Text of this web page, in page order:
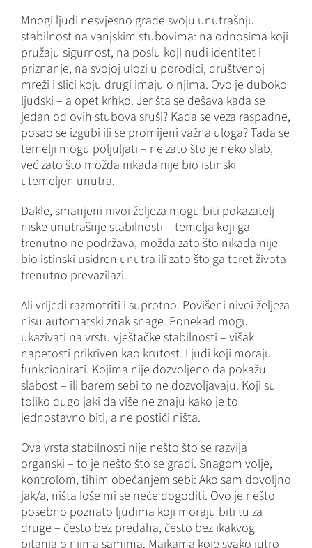
Mnogi ljudi nesvjesno grade svoju unutrašnju
stabilnost na vanjskim stubovima: na odnosima koji
pružaju sigurnost, na poslu koji nudi identitet i
priznanje, na svojoj ulozi u porodici, društvenoj
mreži i slici koju drugi imaju o njima. Ovo je duboko
ljudski – a opet krhko. Jer šta se dešava kada se
jedan od ovih stubova sruši? Kada se veza raspadne,
posao se izgubi ili se promijeni važna uloga? Tada se
temelji mogu poljuljati – ne zato što je neko slab,
već zato što možda nikada nije bio istinski
utemeljen unutra.
Dakle, smanjeni nivoi željeza mogu biti pokazatelj
niske unutrašnje stabilnosti – temelja koji ga
trenutno ne podržava, možda zato što nikada nije
bio istinski usidren unutra ili zato što ga teret života
trenutno prevazilazi.
Ali vrijedi razmotriti i suprotno. Povišeni nivoi željeza
nisu automatski znak snage. Ponekad mogu
ukazivati ​​na vrstu vještačke stabilnosti – višak
napetosti prikriven kao krutost. Ljudi koji moraju
funkcionirati. Kojima nije dozvoljeno da pokažu
slabost – ili barem sebi to ne dozvoljavaju. Koji su
toliko dugo jaki da više ne znaju kako je to
jednostavno biti, a ne postići ništa.
Ova vrsta stabilnosti nije nešto što se razvija
organski – to je nešto što se gradi. Snagom volje,
kontrolom, tihim obećanjem sebi: Ako sam dovoljno
jak/a, ništa loše mi se neće dogoditi. Ovo je nešto
posebno poznato ljudima koji moraju biti tu za
druge – često bez predaha, često bez ikakvog
pitanja o njima samima. Majkama koje svako jutro